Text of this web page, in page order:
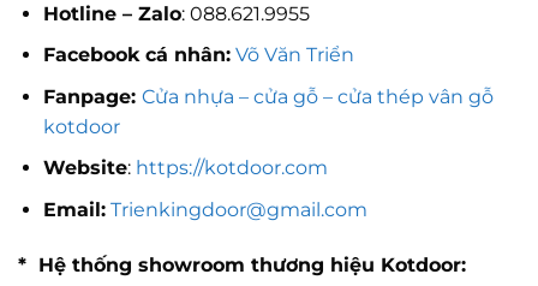
Hotline – Zalo: 088.621.9955
Facebook cá nhân: Võ Văn Triển
Fanpage: Cửa nhựa – cửa gỗ – cửa thép vân gỗ
kotdoor
Website: https://kotdoor.com
Email: Trienkingdoor@gmail.com
* Hệ thống showroom thương hiệu Kotdoor: